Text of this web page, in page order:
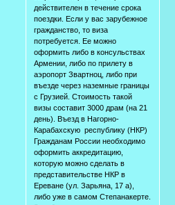
действителен в течение срока
поездки. Если у вас зарубежное
гражданство, то виза
потребуется. Ее можно
оформить либо в консульствах
Армении, либо по прилету в
аэропорт Звартноц, либо при
въезде через наземные границы
с Грузией. Стоимость такой
визы составит 3000 драм (на 21
день). Въезд в Нагорно-
Карабахскую республику (НКР)
Гражданам России необходимо
оформить аккредитацию,
которую можно сделать в
представительстве НКР в
Ереване (ул. Зарьяна, 17 а),
либо уже в самом Степанакерте.